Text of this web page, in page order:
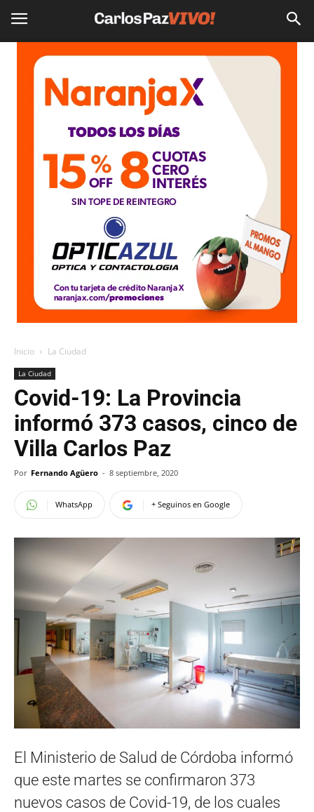
Inicio La Ciudad
La Ciudad
Covid-19: La Provincia
informó 373 casos, cinco de
Villa Carlos Paz
Por Fernando Agüero - 8 septiembre, 2020
WhatsApp + Seguinos en Google
El Ministerio de Salud de Córdoba informó
que este martes se confirmaron 373
nuevos casos de Covid-19, de los cuales